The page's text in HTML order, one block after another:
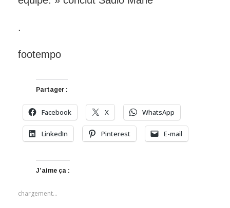
.
footempo
Partager :
Facebook X WhatsApp
LinkedIn Pinterest E-mail
J’aime ça :
chargement…